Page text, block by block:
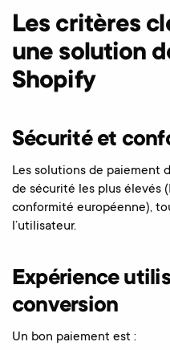
Les critères
une solution
Shopify
Sécurité et
Les solutions de paiement
de sécurité les plus élevés
conformité européenne),
l’utilisateur.
Expérience
conversion
Un bon paiement est :